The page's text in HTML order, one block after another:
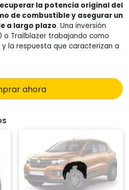
la potencia original del
de combustible y asegurar un
a largo plazo. Una inversión
o Trailblazer trabajando como
la respuesta que caracterizan a
ahora